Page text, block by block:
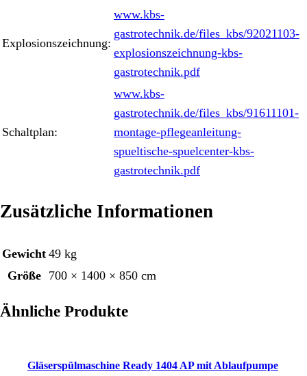
Explosionszeichnung:
www.kbs-
gastrotechnik.de/files_kbs/92021103-
explosionszeichnung-kbs-
gastrotechnik.pdf
Schaltplan:
www.kbs-
gastrotechnik.de/files_kbs/91611101-
montage-pflegeanleitung-
spueltische-spuelcenter-kbs-
gastrotechnik.pdf
Zusätzliche Informationen
Gewicht 49 kg
Größe
700 × 1400 × 850 cm
Ähnliche Produkte
Gläserspülmaschine Ready 1404 AP mit Ablaufpumpe